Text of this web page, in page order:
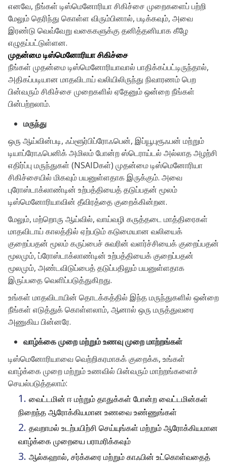
எனவே, நீங்கள் டிஸ்மெனோரியா சிகிச்சை முறைகளைப் பற்றி
மேலும் தெரிந்து கொள்ள விரும்பினால், படிக்கவும், அவை
இரண்டு வெவ்வேறு வகைகளுக்கு தனித்தனியாக கீழே
எழுதப்பட்டுள்ளன.
முதன்மை டிஸ்மெனோரியா சிகிச்சை
நீங்கள் முதன்மை டிஸ்மெனோரியாவால் பாதிக்கப்பட்டிருந்தால்,
அதிகப்படியான மாதவிடாய் வலியிலிருந்து நிவாரணம் பெற
பின்வரும் சிகிச்சை முறைகளில் ஏதேனும் ஒன்றை நீங்கள்
பின்பற்றலாம்.
மருந்து
ஒரு ஆய்வின்படி, ஃப்ளூர்பிப்ரோஃபென், இப்யூபுரூஃபன் மற்றும்
டியாப்ரோஃபெனிக் அமிலம் போன்ற ஸ்டெராய்டல் அல்லாத அழற்சி
எதிர்ப்பு மருந்துகள் (NSAIDகள்) முதன்மை டிஸ்மெனோரியா
சிகிச்சையில் மிகவும் பயனுள்ளதாக இருக்கும். அவை
புரோஸ்டாக்லாண்டின் உற்பத்தியைத் தடுப்பதன் மூலம்
டிஸ்மெனோரியாவின் தீவிரத்தை குறைக்கின்றன.
மேலும், மற்றொரு ஆய்வில், வாய்வழி கருத்தடை மாத்திரைகள்
மாதவிடாய் காலத்தில் ஏற்படும் கடுமையான வலியைக்
குறைப்பதன் மூலம் கருப்பைச் சுவரின் வளர்ச்சியைக் குறைப்பதன்
மூலமும், ப்ரோஸ்டாக்லாண்டின் உற்பத்தியைக் குறைப்பதன்
மூலமும், அண்டவிடுப்பைத் தடுப்பதிலும் பயனுள்ளதாக
இருப்பதை வெளிப்படுத்துகிறது.
உங்கள் மாதவிடாயின் தொடக்கத்தில் இந்த மருந்துகளில் ஒன்றை
நீங்கள் எடுத்துக் கொள்ளலாம், ஆனால் ஒரு மருத்துவரை
அணுகிய பின்னரே.
வாழ்க்கை முறை மற்றும் உணவு முறை மாற்றங்கள்
டிஸ்மெனோரியாவை வெற்றிகரமாகக் குறைக்க, உங்கள்
வாழ்க்கை முறை மற்றும் உணவில் பின்வரும் மாற்றங்களைச்
செயல்படுத்தலாம்:
வைட்டமின் ஈ மற்றும் தாதுக்கள் போன்ற வைட்டமின்கள்
நிறைந்த ஆரோக்கியமான உணவை உண்ணுங்கள்
தவறாமல் உடற்பயிற்சி செய்யுங்கள் மற்றும் ஆரோக்கியமான
வாழ்க்கை முறையை பராமரிக்கவும்
ஆல்கஹால், சர்க்கரை மற்றும் காஃபின் உட்கொள்வதைத்